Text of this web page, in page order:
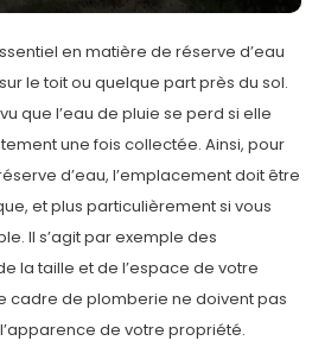
en matière de réserve d’eau
le toit ou quelque part près du sol.
que l’eau de pluie se perd si elle
une fois collectée. Ainsi, pour
d’eau, l’emplacement doit être
et plus particulièrement si vous
Il s’agit par exemple des
la taille et de l’espace de votre
cadre de plomberie ne doivent pas
de votre propriété.